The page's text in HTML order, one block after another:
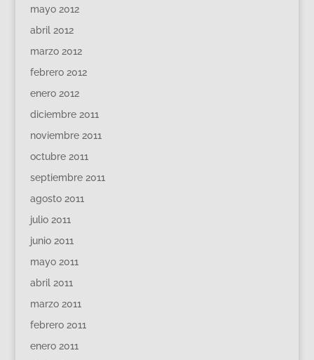
mayo 2012
abril 2012
marzo 2012
febrero 2012
enero 2012
diciembre 2011
noviembre 2011
octubre 2011
septiembre 2011
agosto 2011
julio 2011
junio 2011
mayo 2011
abril 2011
marzo 2011
febrero 2011
enero 2011